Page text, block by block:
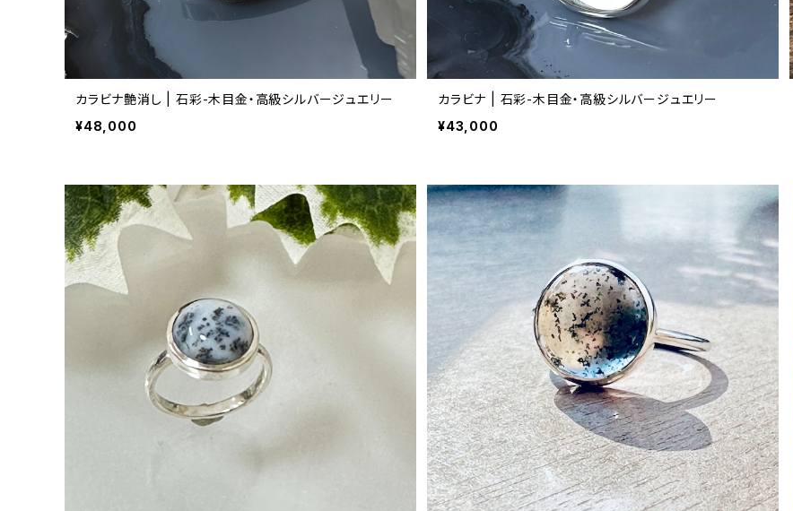
カラビナ艶消し | 石彩-木目金・高級シルバージュエリー
¥48,000
カラビナ | 石彩-木目金・高級シルバージュエリー
¥43,000